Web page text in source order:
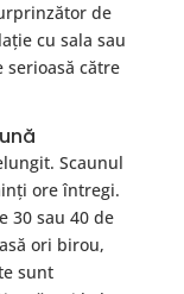
de
cu sala sau
serioasă către
Scaunul
ore întregi.
30 sau 40 de
ori birou,
sunt